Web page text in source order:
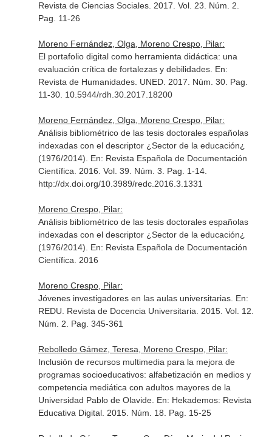
Revista de Ciencias Sociales. 2017. Vol. 23. Núm. 2.
Pag. 11-26
Moreno Fernández, Olga, Moreno Crespo, Pilar:
El portafolio digital como herramienta didáctica: una
evaluación crítica de fortalezas y debilidades. En:
Revista de Humanidades. UNED. 2017. Núm. 30. Pag.
11-30. 10.5944/rdh.30.2017.18200
Moreno Fernández, Olga, Moreno Crespo, Pilar:
Análisis bibliométrico de las tesis doctorales españolas
indexadas con el descriptor ¿Sector de la educación¿
(1976/2014). En: Revista Española de Documentación
Científica . 2016. Vol. 39. Núm. 3. Pag. 1-14.
http://dx.doi.org/10.3989/redc.2016.3.1331
Moreno Crespo, Pilar:
Análisis bibliométrico de las tesis doctorales españolas
indexadas con el descriptor ¿Sector de la educación¿
(1976/2014). En: Revista Española de Documentación
Científica . 2016
Moreno Crespo, Pilar:
Jóvenes investigadores en las aulas universitarias. En:
REDU. Revista de Docencia Universitaria . 2015. Vol. 12.
Núm. 2. Pag. 345-361
Rebolledo Gámez, Teresa, Moreno Crespo, Pilar:
Inclusión de recursos multimedia para la mejora de
programas socioeducativos: alfabetización en medios y
competencia mediática con adultos mayores de la
Universidad Pablo de Olavide. En: Hekademos: Revista
Educativa Digital. 2015. Núm. 18. Pag. 15-25